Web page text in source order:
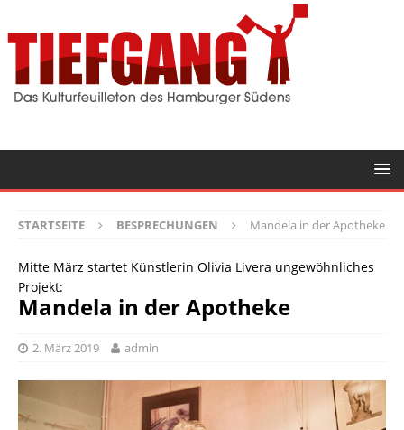
STARTSEITE BESPRECHUNGEN Mandela in der Apotheke
Mitte März startet Künstlerin Olivia Livera ungewöhnliches
Projekt:
Mandela in der Apotheke
2. März 2019 admin